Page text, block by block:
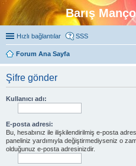
Barış
Hızlı bağlantılar SSS
Forum Ana Sayfa
Şifre gönder
Kullanıcı adı:
E-posta adresi:
Bu, hesabınız ile ilişkilendirilmiş e-posta
paneliniz yardımıyla değiştirmediyseniz o
olduğunuz e-posta adresinizdir.